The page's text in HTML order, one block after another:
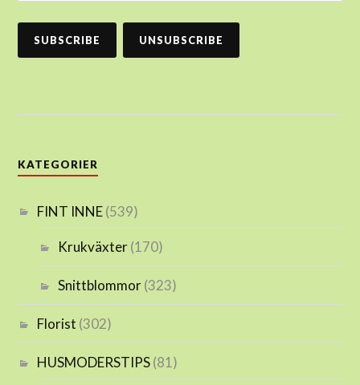
KATEGORIER
FINT INNE(539)
Krukväxter(170)
Snittblommor(323)
Florist (302)
HUSMODERSTIPS(81)